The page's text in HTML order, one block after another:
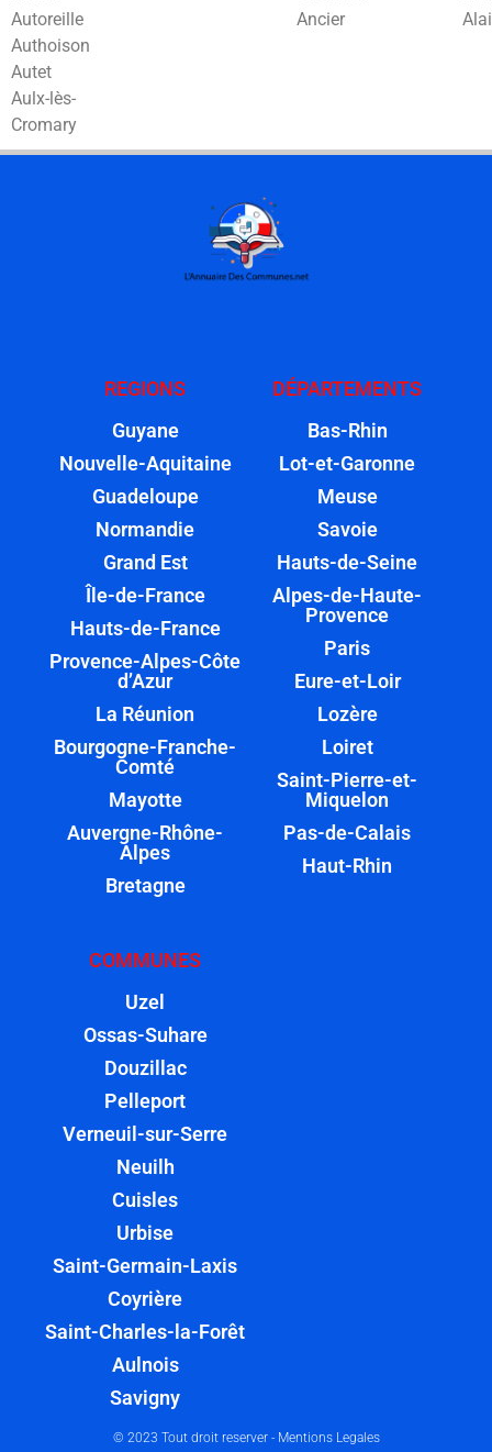
Autoreille
Authoison
Autet
Aulx-lès-
Cromary
Ancier
REGIONS
Guyane
Nouvelle-Aquitaine
Guadeloupe
Normandie
Grand Est
Île-de-France
Hauts-de-France
Provence-Alpes-Côte
d’Azur
La Réunion
Bourgogne-Franche-
Comté
Mayotte
Auvergne-Rhône-
Alpes
Bretagne
DÉPARTEMENTS
Bas-Rhin
Lot-et-Garonne
Meuse
Savoie
Hauts-de-Seine
Alpes-de-Haute-
Provence
Paris
Eure-et-Loir
Lozère
Loiret
Saint-Pierre-et-
Miquelon
Pas-de-Calais
Haut-Rhin
COMMUNES
Uzel
Ossas-Suhare
Douzillac
Pelleport
Verneuil-sur-Serre
Neuilh
Cuisles
Urbise
Saint-Germain-Laxis
Coyrière
Saint-Charles-la-Forêt
Aulnois
Savigny
© 2023 Tout droit reserver - Mentions Legales